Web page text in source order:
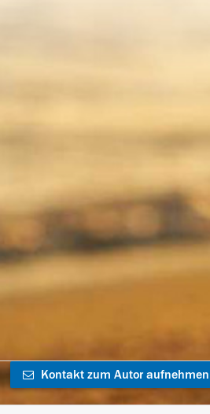
Kontakt zum Autor aufnehmen